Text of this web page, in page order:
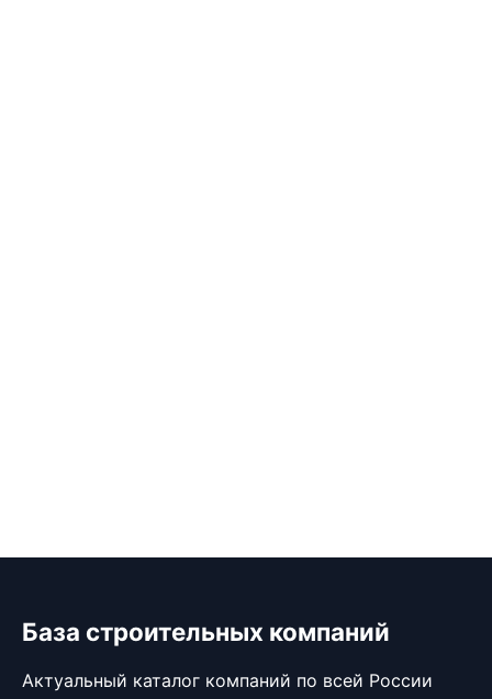
База строительных компаний
Актуальный каталог компаний по всей России